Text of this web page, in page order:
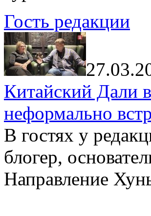
Гость редакции
Китайский Дали
неформально
В гостях у
блогер,
Направление